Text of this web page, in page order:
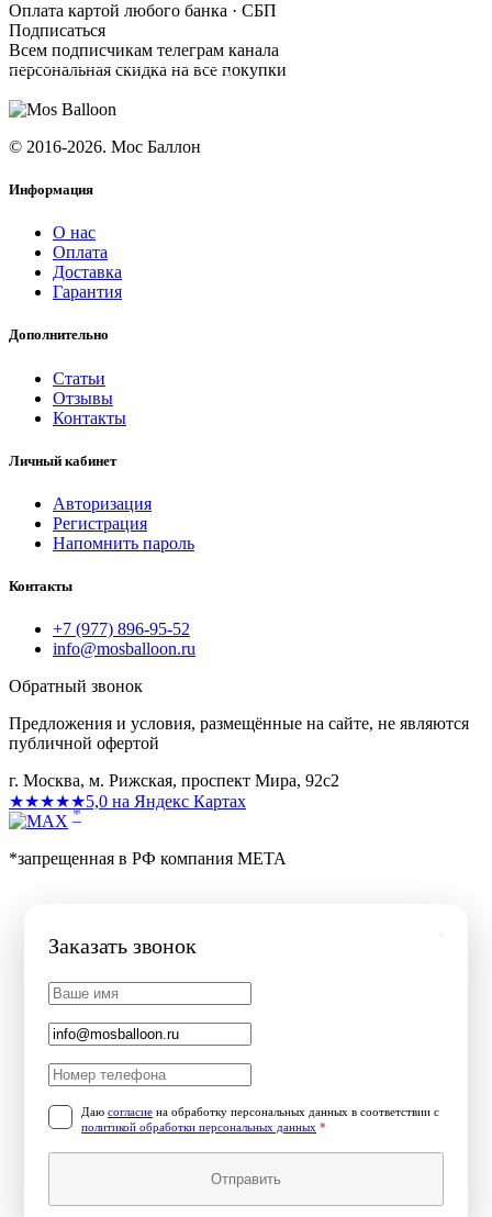
Оплата картой любого банка · СБП
Подписаться
Всем подписчикам телеграм канала
персональная скидка на все покупки
© 2016-2026. Мос Баллон
Информация
О нас
Оплата
Доставка
Гарантия
Дополнительно
Статьи
Отзывы
Контакты
Личный кабинет
Авторизация
Регистрация
Напомнить пароль
Контакты
+7 (977) 896-95-52
info@mosballoon.ru
Обратный звонок
Предложения и условия, размещённые на сайте, не являются
публичной офертой
г. Москва, м. Рижская, проспект Мира, 92с2
★★★★★5,0 на Яндекс Картах
*
*запрещенная в РФ компания МЕТА
Заказать звонок
Даю согласие на обработку персональных данных в соответствии с
политикой обработки персональных данных *
Отправить